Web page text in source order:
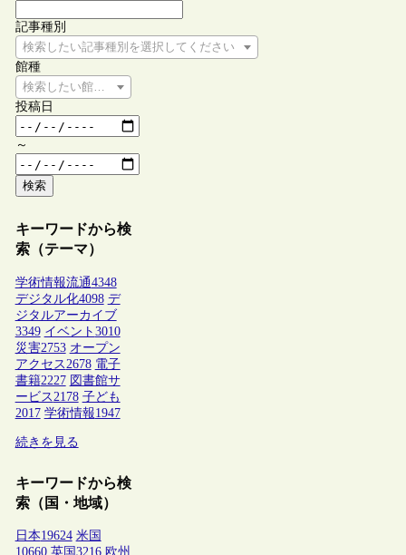
記事種別
検索したい記事種別を選択してください
館種
検索したい館種を選択してください
投稿日
～
検索
キーワードから検
索（テーマ）
学術情報流通4348
デジタル化4098 デ
ジタルアーカイブ
3349 イベント 3010
災害2753 オープン
アクセス 2678 電子
書籍2227 図書館サ
ービス 2178 子ども
2017 学術情報1947
続きを見る
キーワードから検
索（国・地域）
日本19624 米国
10660 英国 3216 欧州